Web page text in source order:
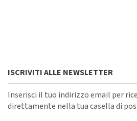
ISCRIVITI ALLE NEWSLETTER
Inserisci il tuo indirizzo email per
direttamente nella tua casella di